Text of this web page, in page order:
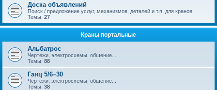
Доска объявлений
Поиск / предложение услуг, механизмов, деталей и т.п. для кранов
Темы: 27
Краны портальные
Альбатрос
Чертежи, электросхемы, общение...
Темы: 88
Ганц 5/6–30
Чертежи, электросхемы, общение...
Темы: 38